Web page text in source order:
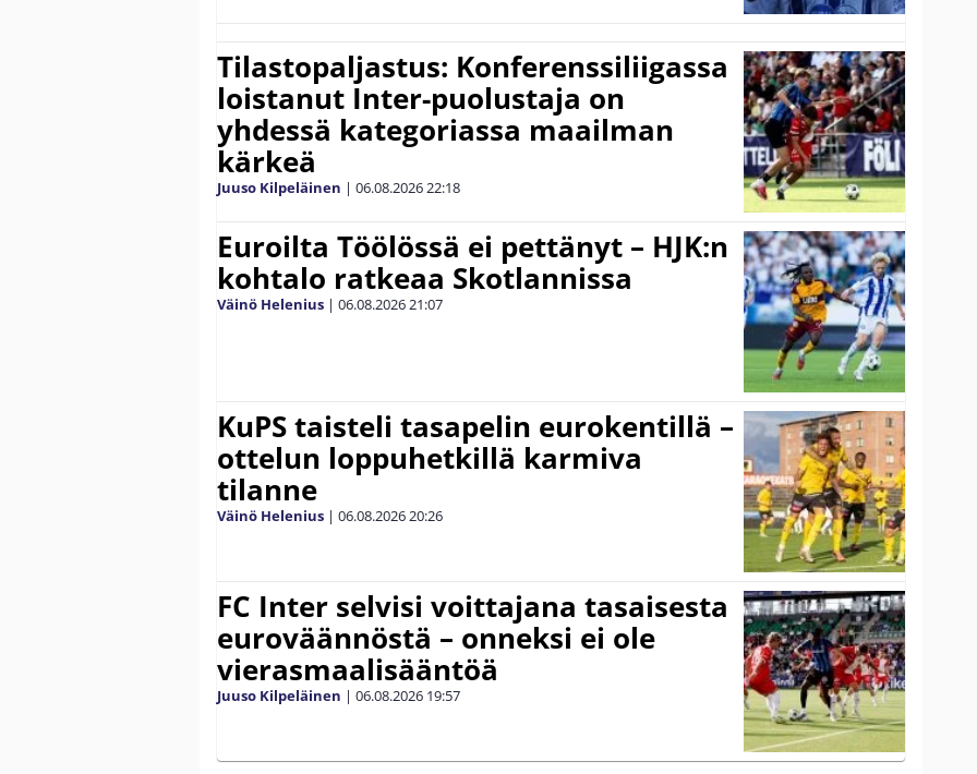
Tilastopaljastus: Konferenssiliigassa
loistanut Inter-puolustaja on
yhdessä kategoriassa maailman
kärkeä
Juuso Kilpeläinen | 06.08.202622:18
Euroilta Töölössä ei pettänyt – HJK:n
kohtalo ratkeaa Skotlannissa
Väinö Helenius | 06.08.202621:07
KuPS taisteli tasapelin eurokentillä –
ottelun loppuhetkillä karmiva
tilanne
Väinö Helenius | 06.08.202620:26
FC Inter selvisi voittajana tasaisesta
euroväännöstä – onneksi ei ole
vierasmaalisääntöä
Juuso Kilpeläinen | 06.08.2026 19:57